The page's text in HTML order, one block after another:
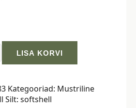
LISA KORVI
Kategooriad: Mustriline
Silt: softshell